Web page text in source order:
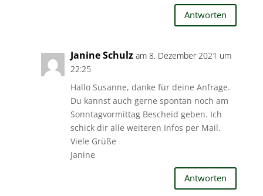
Antworten
Janine Schulz am 8. Dezember 2021 um
22:25
Hallo Susanne, danke für deine Anfrage.
Du kannst auch gerne spontan noch am
Sonntagvormittag Bescheid geben. Ich
schick dir alle weiteren Infos per Mail.
Viele Grüße
Janine
Antworten